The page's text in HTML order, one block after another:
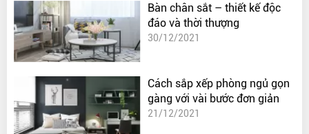
Bàn chân sắt – thiết kế độc
đáo và thời thượng
30/12/2021
Cách sắp xếp phòng ngủ gọn
gàng với vài bước đơn giản
21/12/2021